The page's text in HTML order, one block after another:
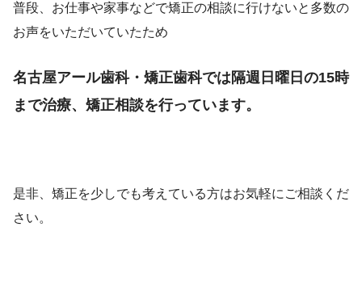
普段、お仕事や家事などで矯正の相談に行けないと多数の
お声をいただいていたため
名古屋アール歯科・矯正歯科では隔週日曜日の15時
まで治療、矯正相談を行っています。
是非、矯正を少しでも考えている方はお気軽にご相談くだ
さい。